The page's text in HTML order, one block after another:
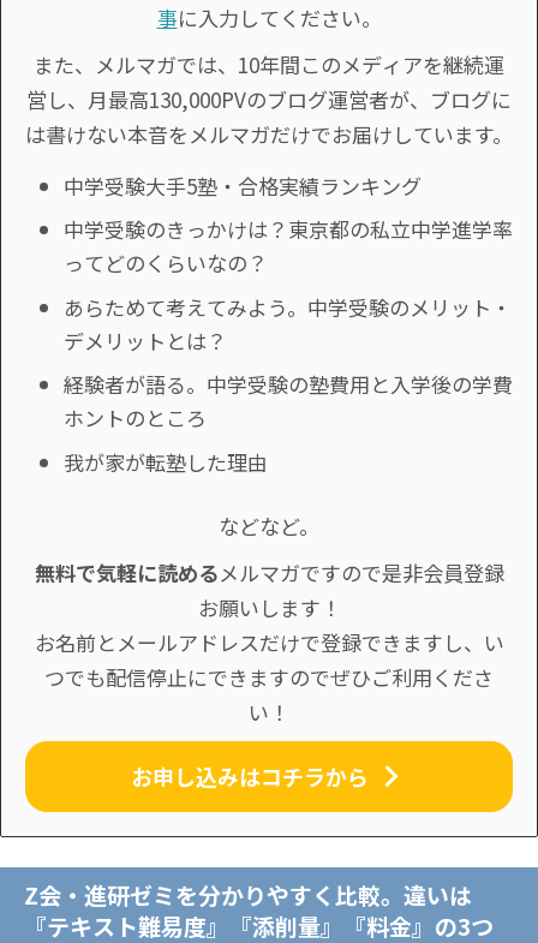
事に入力してください。
また、メルマガでは、10年間このメディアを継続運
営し、月最高130,000PVのブログ運営者が、ブログに
は書けない本音をメルマガだけでお届けしています。
中学受験大手5塾・合格実績ランキング
中学受験のきっかけは？東京都の私立中学進学率
ってどのくらいなの？
あらためて考えてみよう。中学受験のメリット・
デメリットとは？
経験者が語る。中学受験の塾費用と入学後の学費
ホントのところ
我が家が転塾した理由
などなど。
無料で気軽に読めるメルマガですので是非会員登録
お願いします！
お名前とメールアドレスだけで登録できますし、い
つでも配信停止にできますのでぜひご利用くださ
い！
お申し込みはコチラから
Z会・進研ゼミを分かりやすく比較。違いは
『テキスト難易度』『添削量』『料金』の3つ